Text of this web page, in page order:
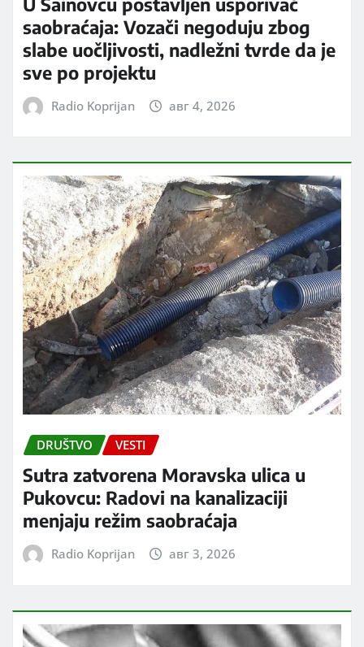
saobraćaja: Vozači negoduju zbog
slabe uočljivosti, nadležni tvrde da je
sve po projektu
Radio Koprijan авг 4, 2026
DRUŠTVO VESTI
Sutra zatvorena Moravska ulica u
Pukovcu: Radovi na kanalizaciji
menjaju režim saobraćaja
Radio Koprijan авг 3, 2026